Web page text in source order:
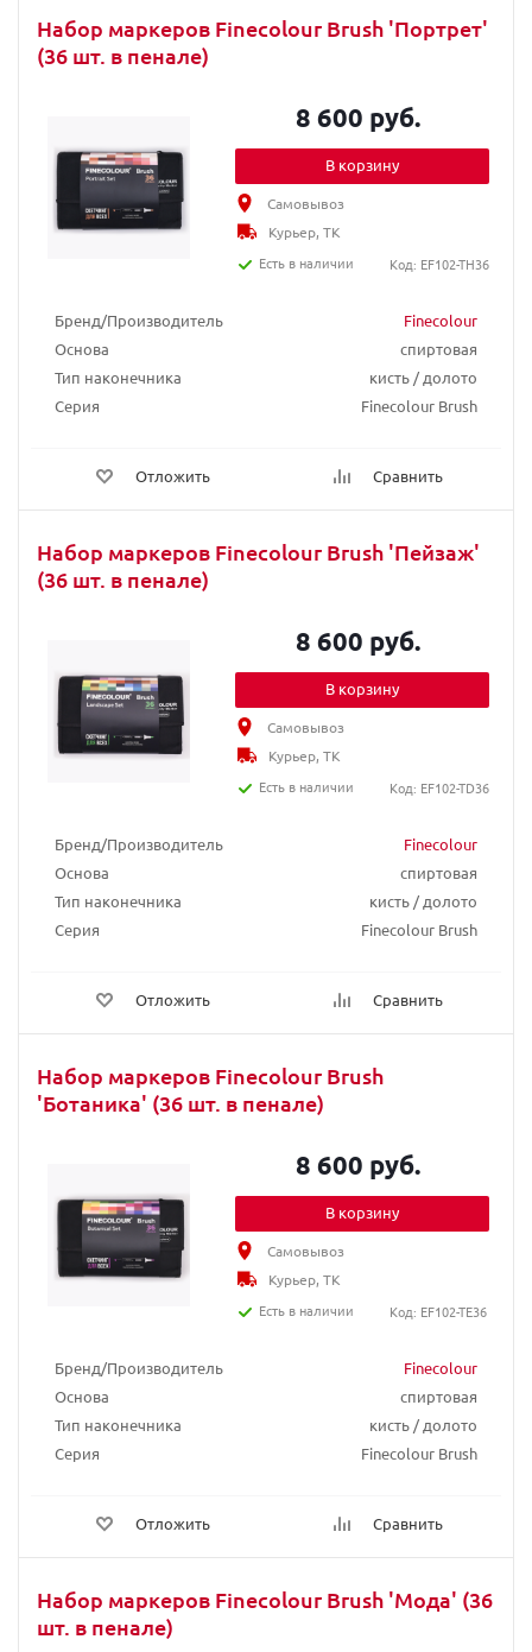
Набор маркеров Finecolour Brush 'Портрет'
(36 шт. в пенале)
Бренд/Производитель
Finecolour
Основа
спиртовая
Тип наконечника
кисть / долото
Серия
Finecolour Brush
Отложить Сравнить
8 600 руб.
В корзину
Самовывоз
Курьер, ТК
Есть в наличии
Код: EF102-TH36
Набор маркеров Finecolour Brush 'Пейзаж'
(36 шт. в пенале)
Бренд/Производитель
Finecolour
Основа
спиртовая
Тип наконечника
кисть / долото
Серия
Finecolour Brush
Отложить Сравнить
8 600 руб.
В корзину
Самовывоз
Курьер, ТК
Есть в наличии
Код: EF102-TD36
Набор маркеров Finecolour Brush
'Ботаника' (36 шт. в пенале)
Бренд/Производитель
Finecolour
Основа
спиртовая
Тип наконечника
кисть / долото
Серия
Finecolour Brush
Отложить Сравнить
8 600 руб.
В корзину
Самовывоз
Курьер, ТК
Есть в наличии
Код: EF102-TE36
Набор маркеров Finecolour Brush 'Мода' (36
шт. в пенале)